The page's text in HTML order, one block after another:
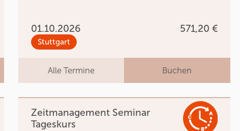
01.10.2026 571,20 €
Stuttgart
Alle Termine Buchen
Zeitmanagement Seminar
Tageskurs